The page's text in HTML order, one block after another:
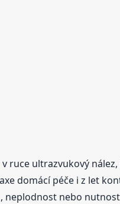
ruce ultrazvukový
domácí péče i z let
neplodnost nebo